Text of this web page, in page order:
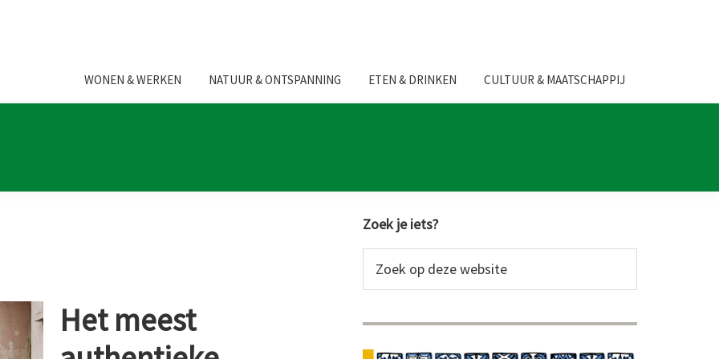
WONEN & WERKEN NATUUR & ONTSPANNING ETEN & DRINKEN CULTUUR & MAATSCHAPPIJ
Het meest
Primaire
Sidebar
Zoek je iets?
op
website